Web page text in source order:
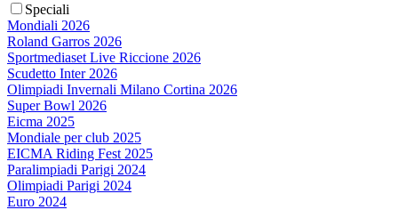
Speciali
Mondiali 2026
Roland Garros 2026
Sportmediaset Live Riccione 2026
Scudetto Inter 2026
Olimpiadi Invernali Milano Cortina 2026
Super Bowl 2026
Eicma 2025
Mondiale per club 2025
EICMA Riding Fest 2025
Paralimpiadi Parigi 2024
Olimpiadi Parigi 2024
Euro 2024